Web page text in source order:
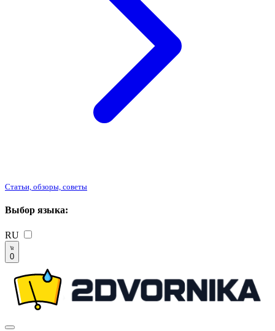
Статьи, обзоры, советы
Выбор языка:
RU
0